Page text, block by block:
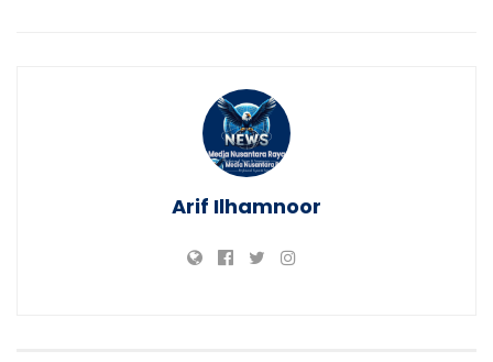
Arif Ilhamnoor